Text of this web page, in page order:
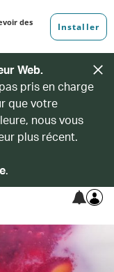
Web.
pris en charge
que votre
nous vous
plus récent.
.